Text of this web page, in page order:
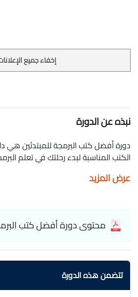
إخفاء جميع
نبذه عن الدورة
دورة أفضل كتب البرمجة للمبتدئين هي
الكتب المناسبة لبدء رحلتك في تعلم
طريقة. الدورة موجهة للمبتدئين الذين
قوي في البرمجة، حيث نقدم نصائح
البرمجة الشيئية، هياكل البيانات،
الفهم. سواء كنت طالبًا أو هاويًا أو
ستجد في هذه الدورة دليلاً موثوقًا لأفضل
التعليمية,الدورة مجانية وبشهادة
عرض المزيد
محتوى دورة أفضل كتب
تتضمن هذه الدورة